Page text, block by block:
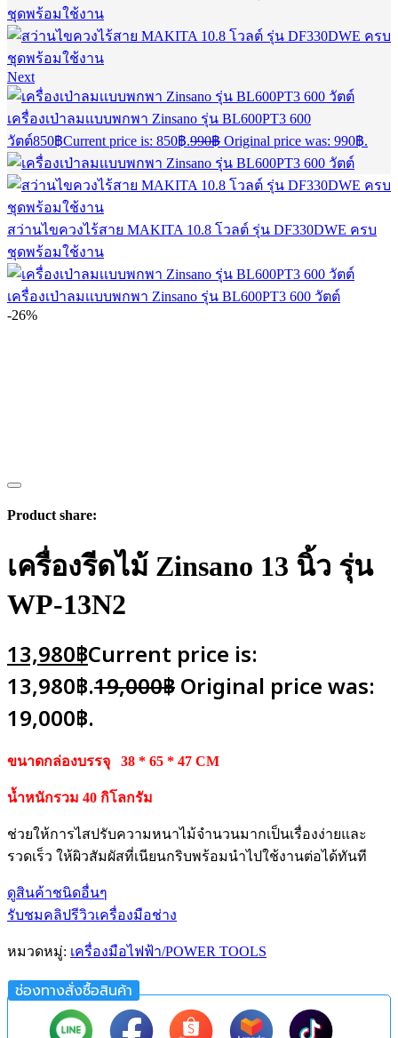
ชุดพร้อมใช้งาน
Next
เครื่องเป่าลมเเบบพกพา Zinsano รุ่น BL600PT3 600
วัตต์850฿Current price is: 850฿.990฿ Original price was: 990฿.
สว่านไขควงไร้สาย MAKITA 10.8 โวลต์ รุ่น DF330DWE ครบ
ชุดพร้อมใช้งาน
เครื่องเป่าลมเเบบพกพา Zinsano รุ่น BL600PT3 600 วัตต์
-26%
Product share:
เครื่องรีดไม้ Zinsano 13 นิ้ว รุ่น
WP-13N2
13,980฿Current price is:
13,980฿.19,000฿Original price was:
19,000฿.
ขนาดกล่องบรรจุ 38 * 65 * 47 CM
น้ำหนักรวม 40 กิโลกรัม
ช่วยให้การไสปรับความหนาไม้จำนวนมากเป็นเรื่องง่ายและ
รวดเร็ว ให้ผิวสัมผัสที่เนียนกริบพร้อมนำไปใช้งานต่อได้ทันที
ดูสินค้าชนิดอื่นๆ
รับชมคลิปรีวิวเครื่องมือช่าง
หมวดหมู่: เครื่องมือไฟฟ้า/POWER TOOLS
ช่องทางสั่งซื้อสินค้า